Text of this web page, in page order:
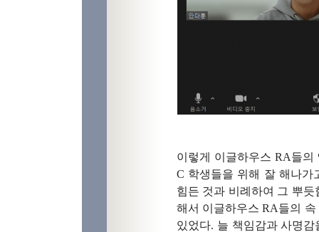
이렇게 이글하우스 RA들의
C 학생들을 위해 잘 해나가
힘든 것과 비례하여 그 뿌
해서 이글하우스RA들의 속
있었다. 늘 책임감과 사명